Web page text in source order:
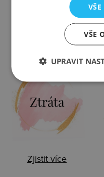
Zjistit více
Ztráta
Zjistit více
VŠE
UPRAVIT